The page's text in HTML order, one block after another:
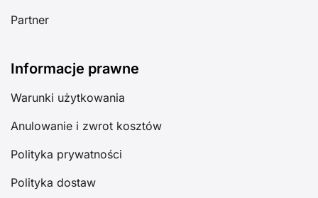
Partner
Informacje prawne
Warunki użytkowania
Anulowanie i zwrot kosztów
Polityka prywatności
Polityka dostaw